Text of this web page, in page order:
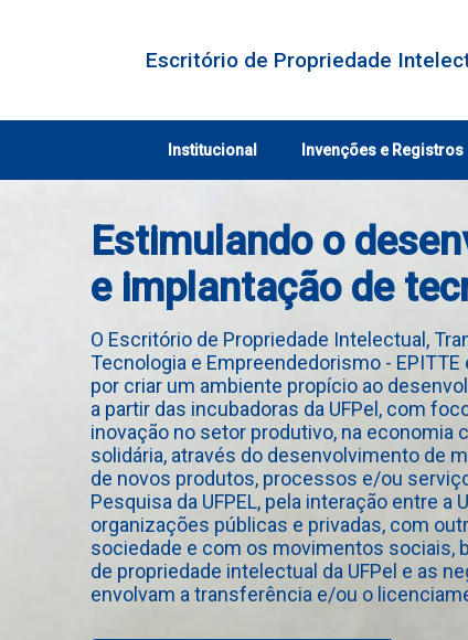
Escritório de Propriedade
Institucional Invenções e Registros
Estimulando o
e implantação de
O Escritório de Propriedade Intelectual,
Tecnologia e Empreendedorismo - EPITTE
por criar um ambiente propício ao
a partir das incubadoras da UFPel, com
inovação no setor produtivo, na economia
solidária, através do desenvolvimento de
de novos produtos, processos e/ou
Pesquisa da UFPEL, pela interação entre a
organizações públicas e privadas, com
sociedade e com os movimentos sociais,
de propriedade intelectual da UFPel e as
envolvam a transferência e/ou o